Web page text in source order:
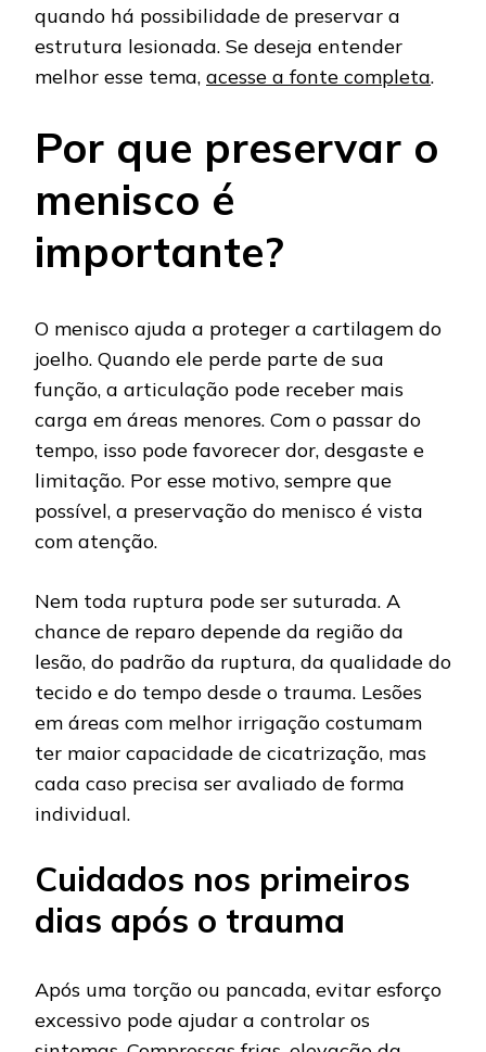
quando há possibilidade de preservar a
estrutura lesionada. Se deseja entender
melhor esse tema, acesse a fonte completa.
Por que preservar o
menisco é
importante?
O menisco ajuda a proteger a cartilagem do
joelho. Quando ele perde parte de sua
função, a articulação pode receber mais
carga em áreas menores. Com o passar do
tempo, isso pode favorecer dor, desgaste e
limitação. Por esse motivo, sempre que
possível, a preservação do menisco é vista
com atenção.
Nem toda ruptura pode ser suturada. A
chance de reparo depende da região da
lesão, do padrão da ruptura, da qualidade do
tecido e do tempo desde o trauma. Lesões
em áreas com melhor irrigação costumam
ter maior capacidade de cicatrização, mas
cada caso precisa ser avaliado de forma
individual.
Cuidados nos primeiros
dias após o trauma
Após uma torção ou pancada, evitar esforço
excessivo pode ajudar a controlar os